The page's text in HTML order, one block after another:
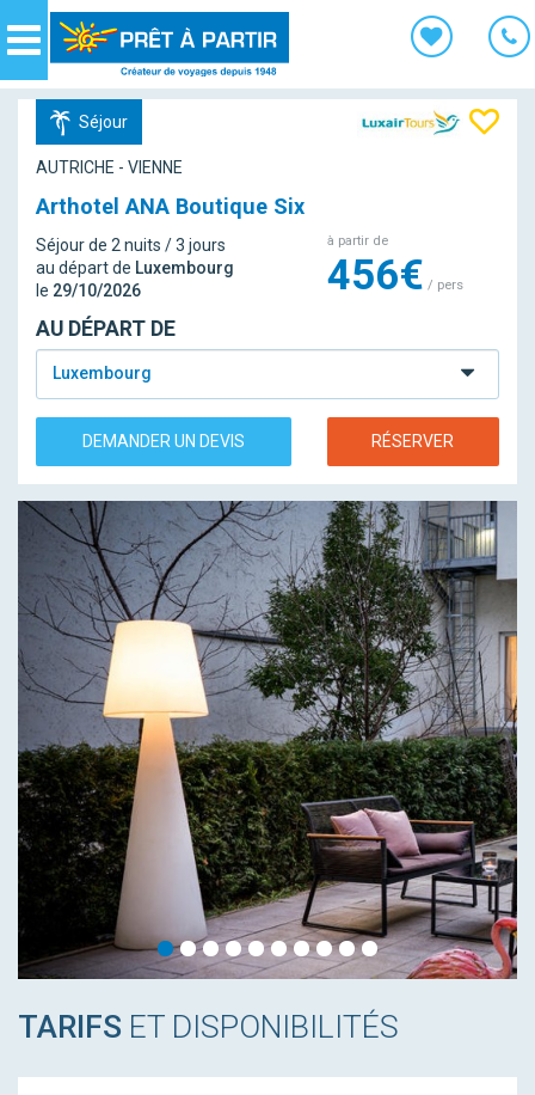
Navigation
Séjour
AUTRICHE - VIENNE
Arthotel ANA Boutique Six
Séjour de 2 nuits / 3 jours
au départ de Luxembourg
le 29/10/2026
à partir de
456€ / pers
AU DÉPART DE
Luxembourg
DEMANDER UN DEVIS RÉSERVER
TARIFS ET DISPONIBILITÉS
Panneau de gestion des cookies